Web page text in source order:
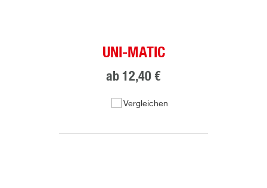
UNI-MATIC
ab 12,40 €
Vergleichen